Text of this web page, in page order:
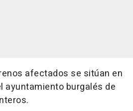
afectados se sitúan en
ayuntamiento burgalés de